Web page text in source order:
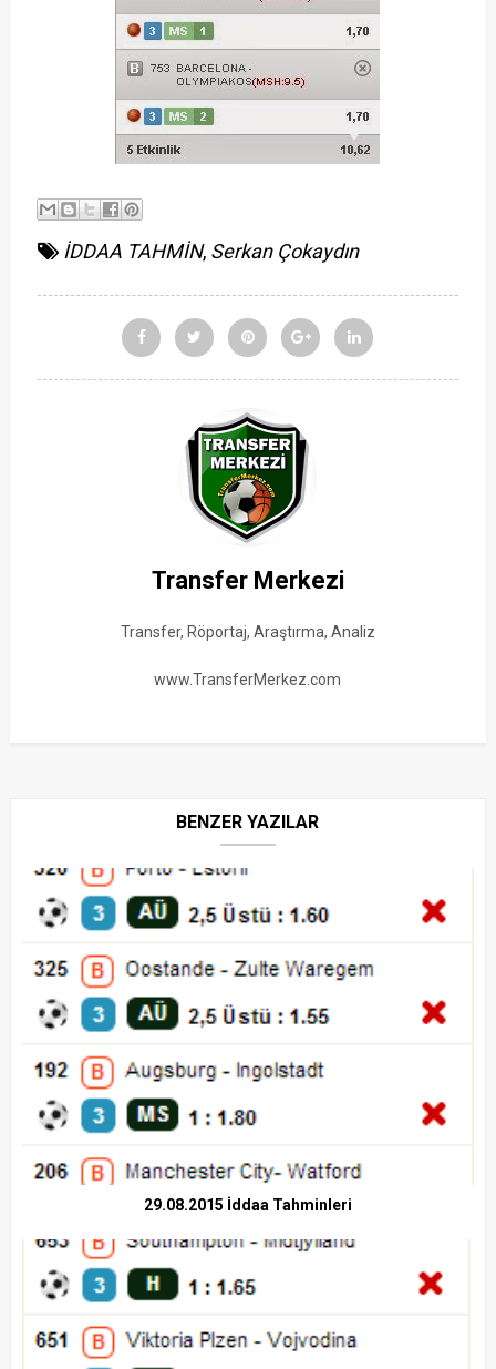
İDDAA TAHMİN, Serkan Çokaydın
Transfer Merkezi
Transfer, Röportaj, Araştırma, Analiz
www.TransferMerkez.com
BENZER YAZILAR
29.08.2015 İddaa Tahminleri